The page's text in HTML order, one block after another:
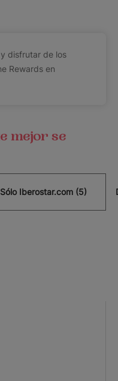
disfrutar de los
Rewards en
mejor se
Sólo Iberostar.com (5)